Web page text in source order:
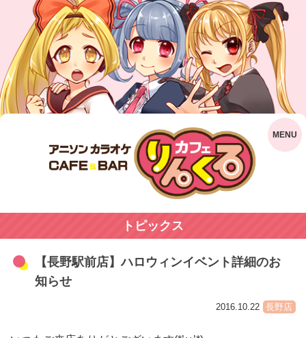
トピックス
【長野駅前店】ハロウィンイベント詳細のお
知らせ
2016.10.22 長野店